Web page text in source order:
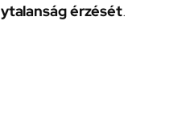
érzését.